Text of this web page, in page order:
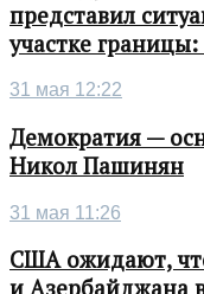
представил
участке
31 мая 12:22
Демократия —
Никол Пашинян
31 мая 11:26
США ожидают,